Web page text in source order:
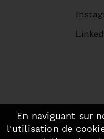
©2026 Fou
Mentions
En naviguant sur
l'utilisation de